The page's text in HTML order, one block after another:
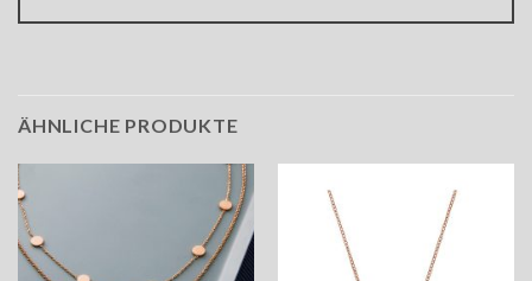
ÄHNLICHE PRODUKTE